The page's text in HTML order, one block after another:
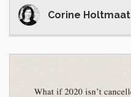
Corine Holtmaat